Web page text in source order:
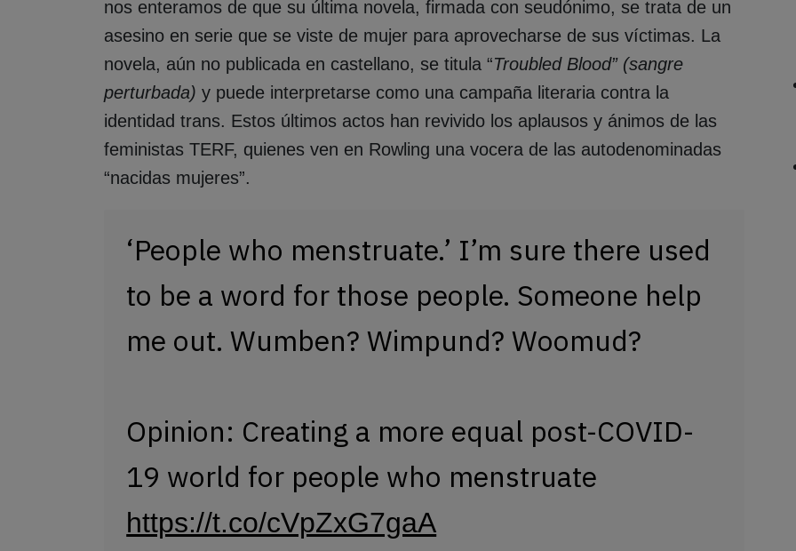
nos enteramos de que su última novela, firmada con seudónimo, se trata de un
asesino en serie que se viste de mujer para aprovecharse de sus víctimas. La
novela, aún no publicada en castellano, se titula “Troubled Blood” (sangre
perturbada) y puede interpretarse como una campaña literaria contra la
identidad trans. Estos últimos actos han revivido los aplausos y ánimos de las
feministas TERF, quienes ven en Rowling una vocera de las autodenominadas
“nacidas mujeres”.
‘People who menstruate.’ I’m sure there used
to be a word for those people. Someone help
me out. Wumben? Wimpund? Woomud?
Opinion: Creating a more equal post-COVID-
19 world for people who menstruate
https://t.co/cVpZxG7gaA